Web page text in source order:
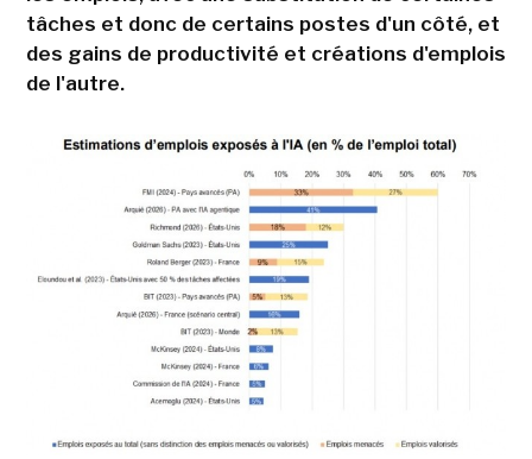
tâches et donc de certains postes d'un côté, et
des gains de productivité et créations d'emplois
de l'autre.